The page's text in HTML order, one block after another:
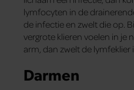
lymfocyten in de
de infectie en zwelt die op.
vergrote klieren voelen in je
arm, dan zwelt de lymfeklier
Darmen